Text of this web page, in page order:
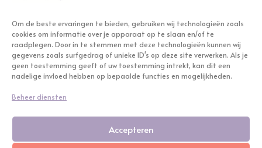
Om de beste ervaringen te bieden, gebruiken wij technologieën zoals
cookies om informatie over je apparaat op te slaan en/of te
raadplegen. Door in te stemmen met deze technologieën kunnen wij
gegevens zoals surfgedrag of unieke ID's op deze site verwerken. Als je
geen toestemming geeft of uw toestemming intrekt, kan dit een
nadelige invloed hebben op bepaalde functies en mogelijkheden.
Beheer diensten
Accepteren
2023 © Ellen Nelissen
KVK: 81891134
Privacyverklaring
Algemene voorwaarden